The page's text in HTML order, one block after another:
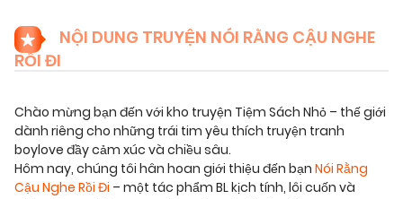
NỘI DUNG TRUYỆN NÓI RẰNG CẬU NGHE
RỒI ĐI
Chào mừng bạn đến với kho truyện Tiệm Sách Nhỏ – thế giới
dành riêng cho những trái tim yêu thích truyện tranh
boylove đầy cảm xúc và chiều sâu.
Hôm nay, chúng tôi hân hoan giới thiệu đến bạn Nói Rằng
Cậu Nghe Rồi Đi – một tác phẩm BL kịch tính, lôi cuốn và